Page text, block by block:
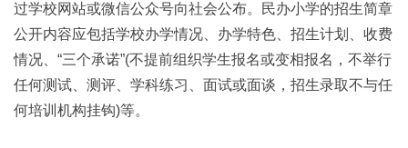
过学校网站或微信公众号向社会公布。民办小学的招生简章
公开内容应包括学校办学情况、办学特色、招生计划、收费
情况、“三个承诺”(不提前组织学生报名或变相报名，不举行
任何测试、测评、学科练习、面试或面谈，招生录取不与任
何培训机构挂钩)等。